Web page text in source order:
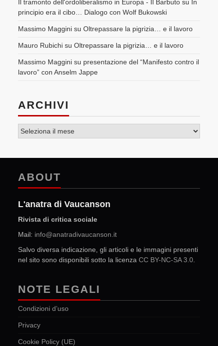
Il tramonto dell'ordoliberalismo in Europa - Il Barbuto su In
principio era il cibo… Dialogo con Wolf Bukowski
Massimo Maggini suOltrepassare la pigrizia… e il lavoro
Mauro Rubichi suOltrepassare la pigrizia… e il lavoro
Massimo Maggini su presentazione del “Manifesto contro il
lavoro” con Anselm Jappe
ARCHIVI
ABOUT
L'anatra di Vaucanson
Rivista di critica sociale
Mail: info@anatradivaucanson.it
Salvo diversa indicazione, gli articoli e le immagini presenti
nel sito sono disponibili sotto la licenzaCC BY-NC-SA 3.0
NOTE LEGALI
Condizioni d’uso
Privacy
Cookie Policy (UE)